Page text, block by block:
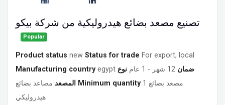
تصنيع مصعد بضائع هيدروليكية من شركة بيكو
Popular
Product status new Status for trade For export, local
Manufacturing country egypt ضمان 12 شهر - 1 عام
نوع
المصعد مصاعد بضائع Minimum quantity 1 مصعد بضائع
هيدروليكي